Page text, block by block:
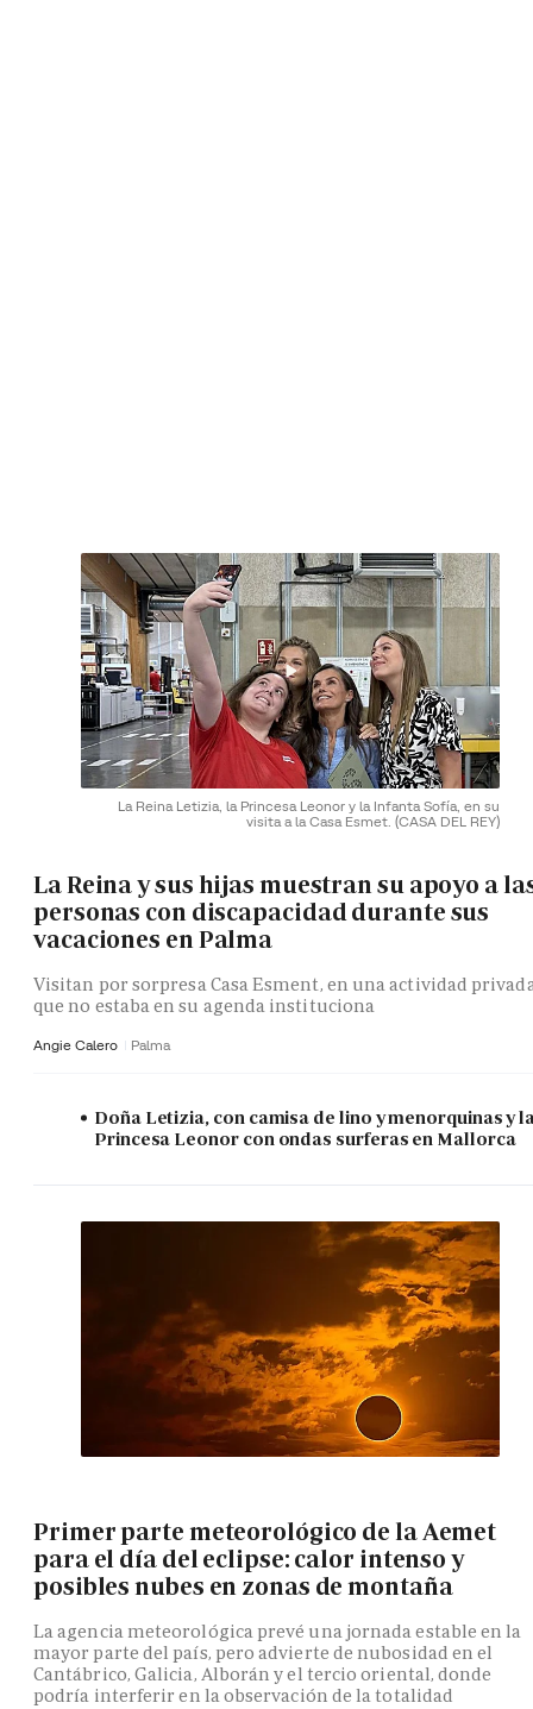
La Reina Letizia, la Princesa Leonor y la Infanta Sofía, en su
visita a la Casa Esmet. (CASA DEL REY)
La Reina y sus hijas muestran su apoyo a
personas con discapacidad durante sus
vacaciones en Palma
Visitan por sorpresa Casa Esment, en una actividad
que no estaba en su agenda instituciona
Angie Calero Palma
Doña Letizia, con camisa de lino y menorquinas y
Princesa Leonor con ondas surferas en Mallorca
Primer parte meteorológico de la Aemet
para el día del eclipse: calor intenso y
posibles nubes en zonas de montaña
La agencia meteorológica prevé una jornada estable en la
mayor parte del país, pero advierte de nubosidad en el
Cantábrico, Galicia, Alborán y el tercio oriental, donde
podría interferir en la observación de la totalidad